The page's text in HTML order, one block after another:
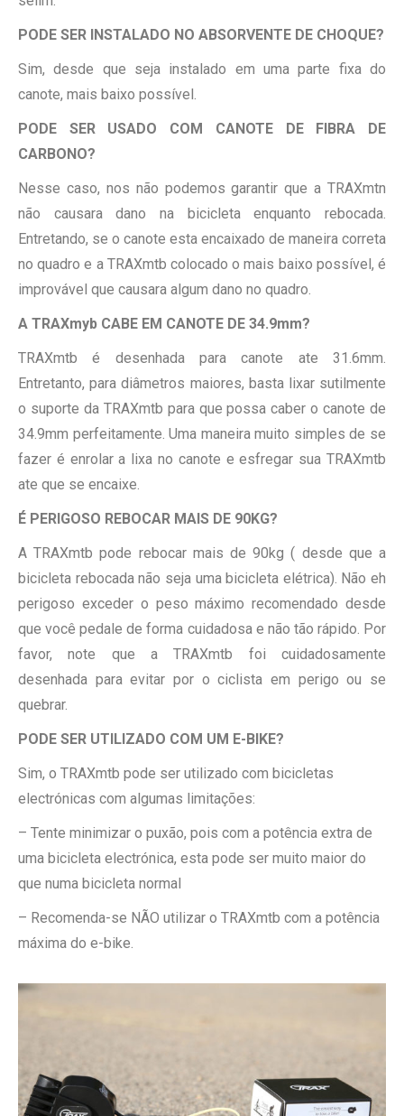
PODE SER INSTALADO NO ABSORVENTE DE CHOQUE?
Sim, desde que seja instalado em uma parte fixa do
canote, mais baixo possível.
PODE SER USADO COM CANOTE DE FIBRA DE
CARBONO?
Nesse caso, nos não podemos garantir que a TRAXmtn
não causara dano na bicicleta enquanto rebocada.
Entretando, se o canote esta encaixado de maneira correta
no quadro e a TRAXmtb colocado o mais baixo possível, é
improvável que causara algum dano no quadro.
A TRAXmyb CABE EM CANOTE DE 34.9mm?
TRAXmtb é desenhada para canote ate 31.6mm.
Entretanto, para diâmetros maiores, basta lixar sutilmente
o suporte da TRAXmtb para que possa caber o canote de
34.9mm perfeitamente. Uma maneira muito simples de se
fazer é enrolar a lixa no canote e esfregar sua TRAXmtb
ate que se encaixe.
É PERIGOSO REBOCAR MAIS DE 90KG?
A TRAXmtb pode rebocar mais de 90kg ( desde que a
bicicleta rebocada não seja uma bicicleta elétrica). Não eh
perigoso exceder o peso máximo recomendado desde
que você pedale de forma cuidadosa e não tão rápido. Por
favor, note que a TRAXmtb foi cuidadosamente
desenhada para evitar por o ciclista em perigo ou se
quebrar.
PODE SER UTILIZADO COM UM E-BIKE?
Sim, o TRAXmtb pode ser utilizado com bicicletas
electrónicas com algumas limitações:
– Tente minimizar o puxão, pois com a potência extra de
uma bicicleta electrónica, esta pode ser muito maior do
que numa bicicleta normal
– Recomenda-se NÃO utilizar o TRAXmtb com a potência
máxima do e-bike.